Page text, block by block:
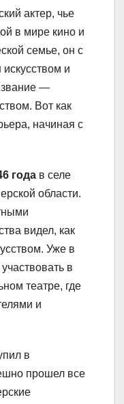
актер, чье
в мире кино и
семье, он с
и
—
Вот как
начиная с
года в селе
области.
видел, как
Уже в
в
театре, где
и
в
прошел все